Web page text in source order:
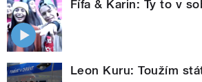
Fífa & Karin: Ty to v
Leon Kuru: Toužím